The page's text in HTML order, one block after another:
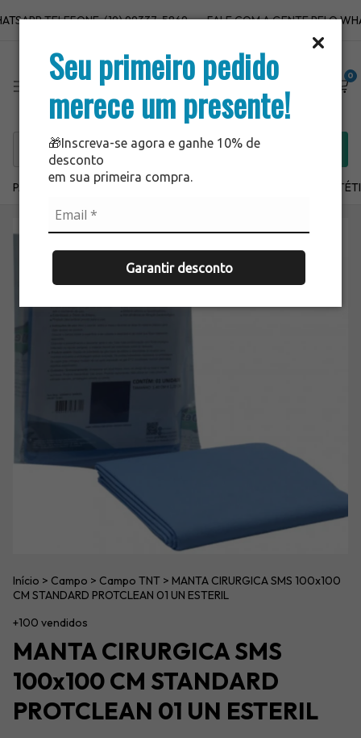
Seu primeiro pedido
merece um presente!
🎁Inscreva-se agora e ganhe 10% de
desconto
em sua primeira compra.
Garantir desconto
(19) 99337-5869 FALE COM A GENTE PELO
0
PARA USAR JÁ LANÇAMENTOS
Início > Campo > Campo TNT > MANTA CIRURGICA SMS 100x100
CM STANDARD PROTCLEAN 01 UN ESTERIL
+100 vendidos
MANTA CIRURGICA SMS
100x100 CM STANDARD
PROTCLEAN 01 UN ESTERIL